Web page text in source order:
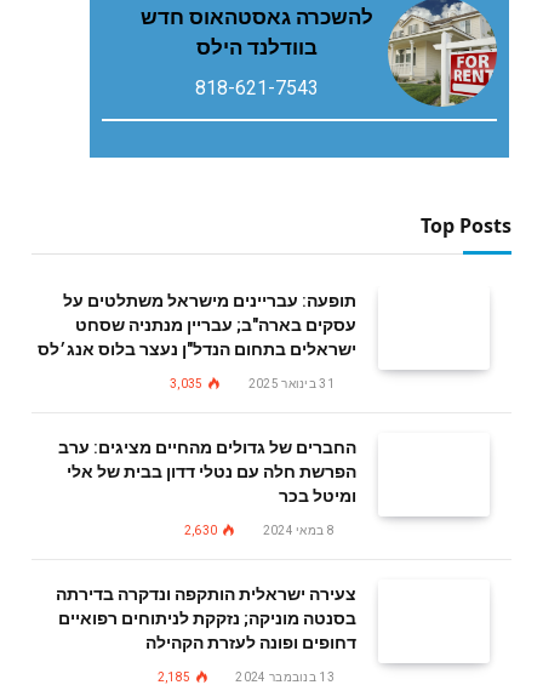
להשכרה גאסטהאוס חדש
בוודלנד הילס
818-621-7543
Top Posts
תופעה: עבריינים מישראל משתלטים על
עסקים בארה"ב; עבריין מנתניה שסחט
ישראלים בתחום הנדל"ן נעצר בלוס אנג׳לס
31 בינואר 2025 3,035
החברים של גדולים מהחיים מציגים: ערב
הפרשת חלה עם נטלי דדון בבית של אלי
ומיטל בכר
8 במאי 2024 2,630
צעירה ישראלית הותקפה ונדקרה בדירתה
בסנטה מוניקה; נזקקת לניתוחים רפואיים
דחופים ופונה לעזרת הקהילה
13 בנובמבר 2024 2,185